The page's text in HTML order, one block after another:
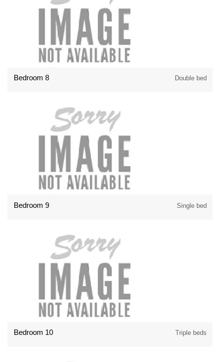
Bedroom 8 Double bed
Bedroom 9 Single bed
Bedroom 10 Triple beds